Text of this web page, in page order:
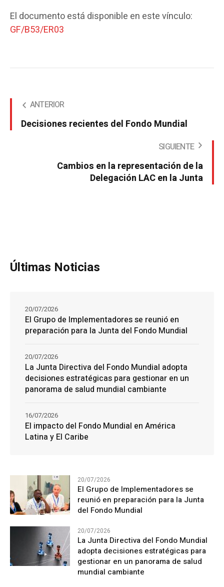
El documento está disponible en este vínculo:
GF/B53/ER03
ANTERIOR
Decisiones recientes del Fondo Mundial
SIGUIENTE
Cambios en la representación de la
Delegación LAC en la Junta
Últimas Noticias
El Grupo de Implementadores se reunió en
preparación para la Junta del Fondo Mundial
20/07/2026
La Junta Directiva del Fondo Mundial adopta
decisiones estratégicas para gestionar en un
panorama de salud mundial cambiante
20/07/2026
El impacto del Fondo Mundial en América
Latina y El Caribe
16/07/2026
20/07/2026
El Grupo de Implementadores se
reunió en preparación para la Junta
del Fondo Mundial
20/07/2026
La Junta Directiva del Fondo Mundial
adopta decisiones estratégicas para
gestionar en un panorama de salud
mundial cambiante